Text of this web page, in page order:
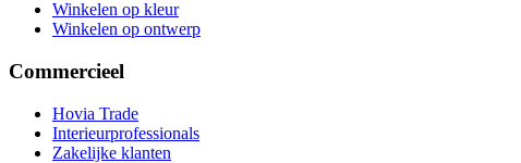
Winkelen op kleur
Winkelen op ontwerp
Commercieel
Hovia Trade
Interieurprofessionals
Zakelijke klanten